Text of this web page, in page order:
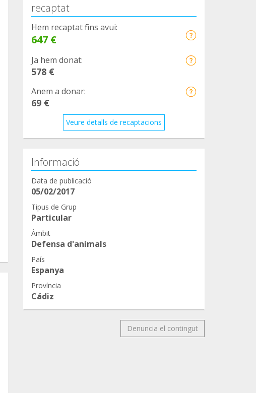
recaptat
Hem recaptat fins avui:
647 €
Ja hem donat:
578 €
Anem a donar:
69 €
Veure detalls de recaptacions
Informació
Data de publicació
05/02/2017
Tipus de Grup
Particular
Àmbit
Defensa d'animals
País
Espanya
Província
Cádiz
Denuncia el contingut